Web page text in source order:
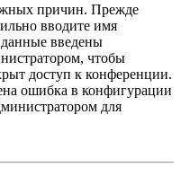
причин. Прежде
вводите имя
данные введены
чтобы
доступ к конференции.
ошибка в конфигурации
для